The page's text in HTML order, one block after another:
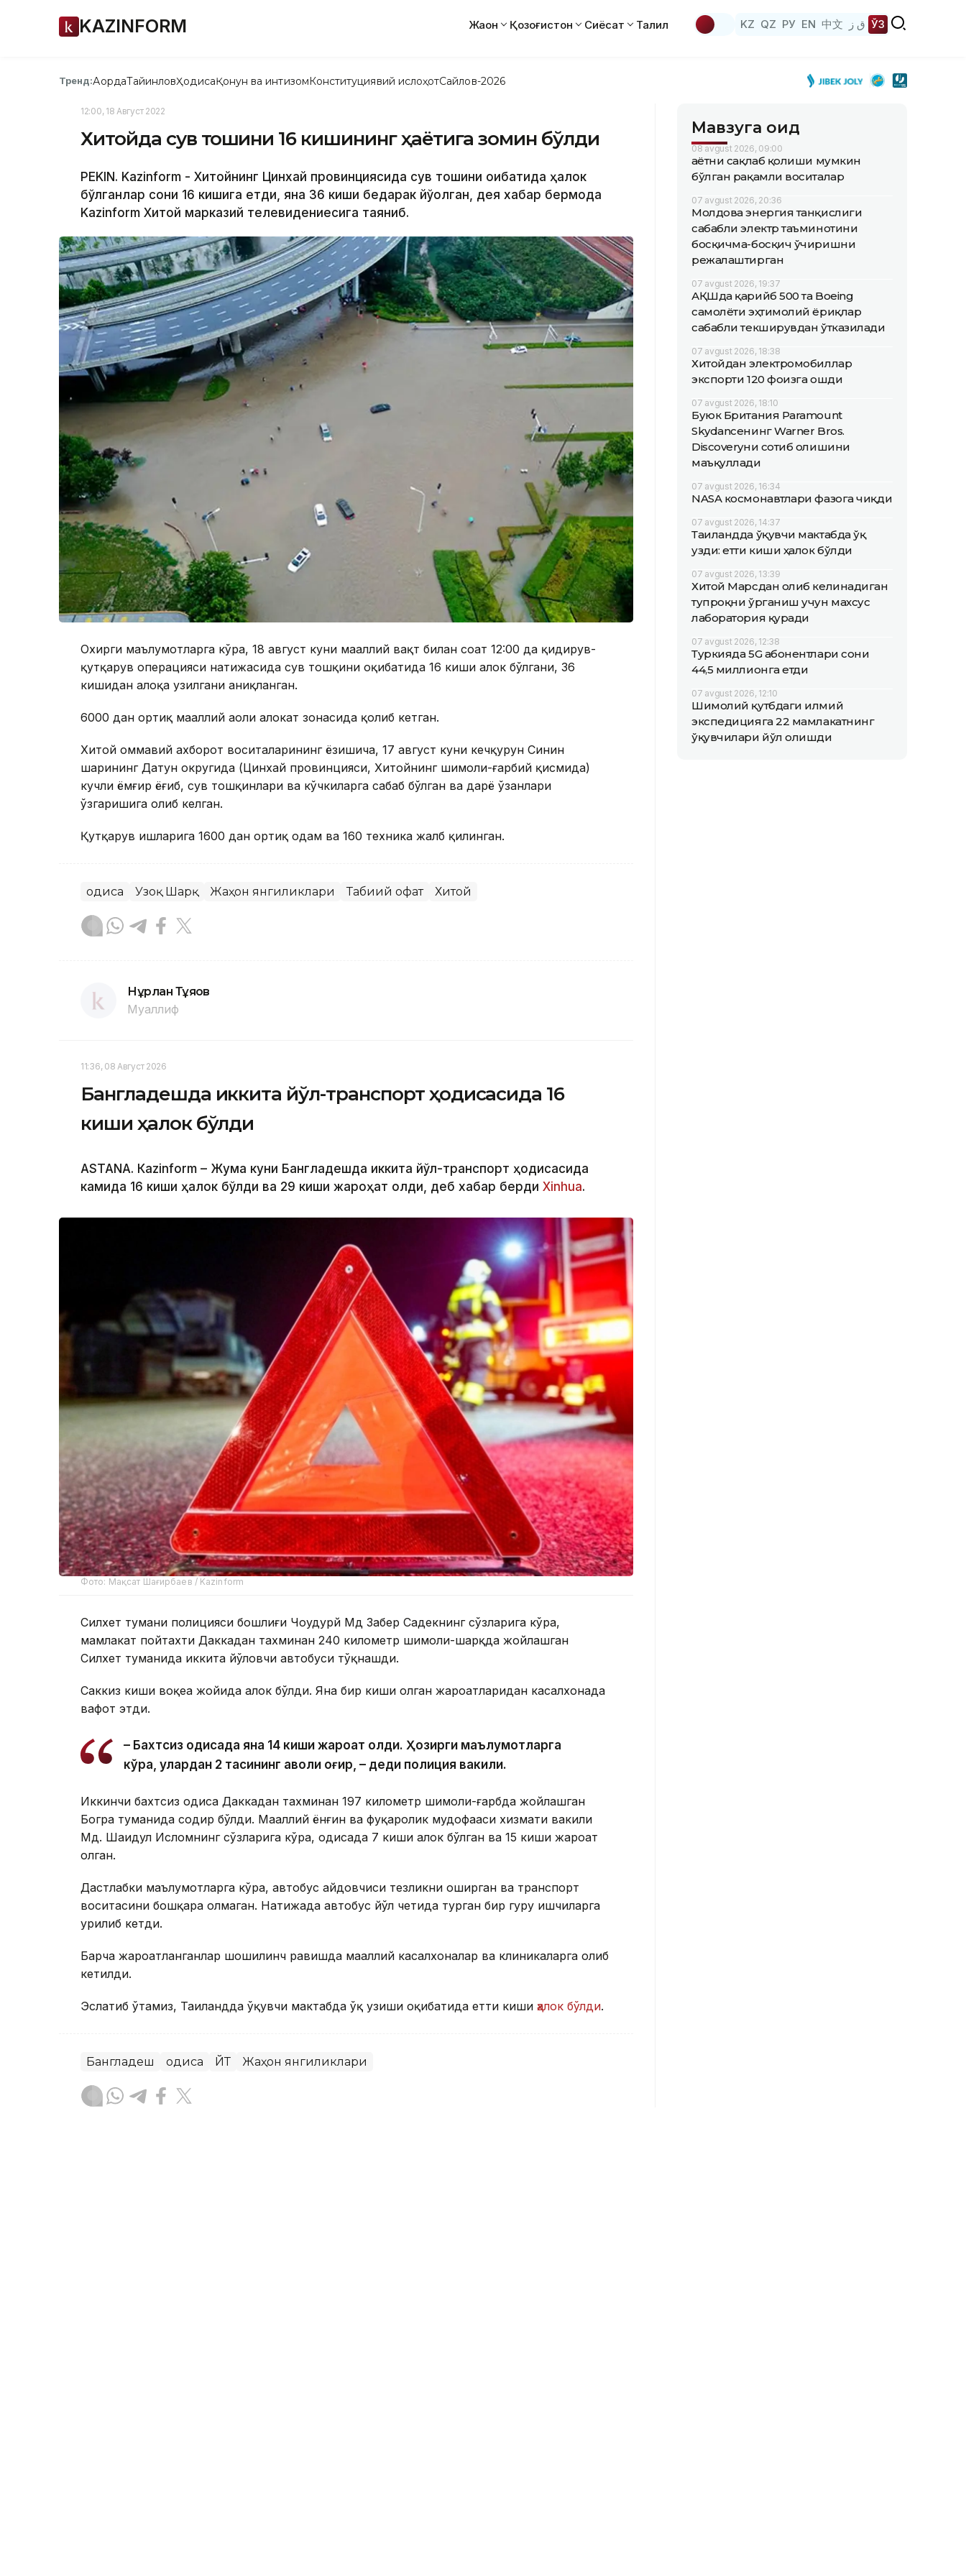
KAZINFORM Жаҳон Қозоғистон Сиёсат Таҳлил KZ QZ РУ EN 中文 ق ز ЎЗ
Тренд:АқордаТайинловҲодисаҚонун ва интизомКонституциявий ислоҳотСайлов-2026
12:00, 18 Август 2022
Хитойда сув тошқини 16 кишининг ҳаётига зомин бўлди
PEKIN. Kazinform - Хитойнинг Цинхай провинциясида сув тошқини оқибатида ҳалок
бўлганлар сони 16 кишига етди, яна 36 киши бедарак йўқолган, дея хабар бермоқда
Kazinform Хитой марказий телевидениесига таяниб.
Охирги маълумотларга кўра, 18 август куни маҳаллий вақт билан соат 12:00 да қидирув-
қутқарув операцияси натижасида сув тошқини оқибатида 16 киши ҳалок бўлгани, 36
кишидан алоқа узилгани аниқланган.
6000 дан ортиқ маҳаллий аҳоли ҳалокат зонасида қолиб кетган.
Хитой оммавий ахборот воситаларининг ёзишича, 17 август куни кечқурун Синин
шаҳрининг Датун округида (Цинхай провинцияси, Хитойнинг шимоли-ғарбий қисмида)
кучли ёмғир ёғиб, сув тошқинлари ва кўчкиларга сабаб бўлган ва дарё ўзанлари
ўзгаришига олиб келган.
Қутқарув ишларига 1600 дан ортиқ одам ва 160 техника жалб қилинган.
Ҳодиса Узоқ Шарқ Жаҳон янгиликлари Табиий офат Хитой
Нұрлан Тұяқов
Муаллиф
11:36, 08 Август 2026
Бангладешда иккита йўл-транспорт ҳодисасида 16
киши ҳалок бўлди
ASTANА. Кazinform – Жума куни Бангладешда иккита йўл-транспорт ҳодисасида
камида 16 киши ҳалок бўлди ва 29 киши жароҳат олди, деб хабар берди Xinhua.
Фото: Мақсат Шағирбаев / Kazinform
Силхет тумани полицияси бошлиғи Чоудҳурй Мд Забер Садекнинг сўзларига кўра,
мамлакат пойтахти Даккадан тахминан 240 километр шимоли-шарқда жойлашган
Силхет туманида иккита йўловчи автобуси тўқнашди.
Саккиз киши воқеа жойида ҳалок бўлди. Яна бир киши олган жароҳатларидан касалхонада
вафот этди.
– Бахтсиз ҳодисада яна 14 киши жароҳат олди. Ҳозирги маълумотларга
кўра, улардан 2 тасининг аҳволи оғир, – деди полиция вакили.
Иккинчи бахтсиз ҳодиса Даккадан тахминан 197 километр шимоли-ғарбда жойлашган
Богра туманида содир бўлди. Маҳаллий ёнғин ва фуқаролик мудофааси хизмати вакили
Мд. Шаҳидул Исломнинг сўзларига кўра, ҳодисада 7 киши ҳалок бўлган ва 15 киши жароҳат
олган.
Дастлабки маълумотларга кўра, автобус ҳайдовчиси тезликни оширган ва транспорт
воситасини бошқара олмаган. Натижада автобус йўл четида турган бир гуруҳ ишчиларга
урилиб кетди.
Барча жароҳатланганлар шошилинч равишда маҳаллий касалхоналар ва клиникаларга олиб
кетилди.
Эслатиб ўтамиз, Таиландда ўқувчи мактабда ўқ узиши оқибатида етти киши ҳалок бўлди.
Бангладеш Ҳодиса ЙТҲ Жаҳон янгиликлари
Мавзуга оид
08 avgust 2026, 09:00
Ҳаётни сақлаб қолиши мумкин
бўлган рақамли воситалар
07 avgust 2026, 20:36
Молдова энергия танқислиги
сабабли электр таъминотини
босқичма-босқич ўчиришни
режалаштирган
07 avgust 2026, 19:37
АҚШда қарийб 500 та Boeing
самолёти эҳтимолий ёриқлар
сабабли текширувдан ўтказилади
07 avgust 2026, 18:38
Хитойдан электромобиллар
экспорти 120 фоизга ошди
07 avgust 2026, 18:10
Буюк Британия Paramount
Skydanceнинг Warner Bros.
Discoveryни сотиб олишини
маъқуллади
07 avgust 2026, 16:34
NASA космонавтлари фазога чиқди
07 avgust 2026, 14:37
Таиландда ўқувчи мактабда ўқ
узди: етти киши ҳалок бўлди
07 avgust 2026, 13:39
Хитой Марсдан олиб келинадиган
тупроқни ўрганиш учун махсус
лаборатория қуради
07 avgust 2026, 12:38
Туркияда 5G абонентлари сони
44,5 миллионга етди
07 avgust 2026, 12:10
Шимолий қутбдаги илмий
экспедицияга 22 мамлакатнинг
ўқувчилари йўл олишди